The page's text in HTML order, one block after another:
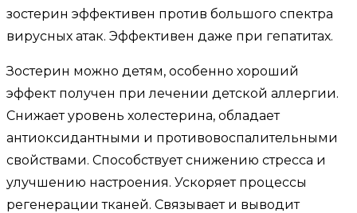
зостерин эффективен против большого спектра
вирусных атак. Эффективен даже при гепатитах.
Зостерин можно детям, особенно хороший
эффект получен при лечении детской аллергии.
Снижает уровень холестерина, обладает
антиоксидантными и противовоспалительными
свойствами. Способствует снижению стресса и
улучшению настроения. Ускоряет процессы
регенерации тканей. Связывает и выводит